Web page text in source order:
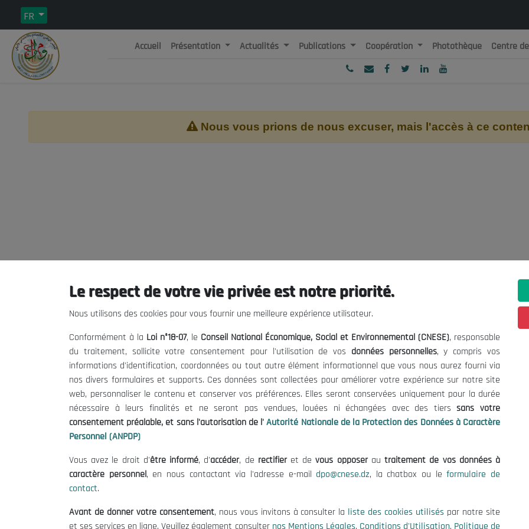
FR
République Algérienne Démocratique et Populaire
Accueil Présentation Actualités Publications Coopération Photothèque Centre
Nous vous prions de nous excuser, mais l'accès à ce
Le CNESE
Le président
Organisation
Publications
Informations utiles
Mentions Légales
Conditions d'Utilisation
Politique de Protection des Données
Politique des Cookies
contact@cnese.dz
Suggestions ou Initiatives ?
Newsletter
Inscrivez-vous, soyez le premier à
nos dernières nouvelles.
Suivez-Nous!
© 2026 Conseil National Économique, Social et Environnemental
Le respect de votre vie privée est notre priorité.
Nous utilisons des cookies pour vous fournir une meilleure expérience utilisateur.
Conformément à la Loi n°18-07, le Conseil National Économique, Social et Environnemental (CNESE), responsable
du traitement, sollicite votre consentement pour l'utilisation de vos données personnelles, y compris vos
informations d'identification, coordonnées ou tout autre élément informationnel que vous nous aurez fourni via
nos divers formulaires et supports. Ces données sont collectées pour améliorer votre expérience sur notre site
web, personnaliser le contenu et conserver vos préférences. Elles seront conservées uniquement pour la durée
nécessaire à leurs finalités et ne seront pas vendues, louées ni échangées avec des tierssans votre
consentement préalable, et sans l'autorisation de l' Autorité Nationale de la Protection des Données à Caractère
Personnel (ANPDP)
Vous avez le droit d'être informé, d'accéder, de rectifieret devous opposerautraitement de vos données à
caractère personnel, en nous contactant via l'adresse e-mail dpo@cnese.dz, la chatbox ou leformulaire de
contact.
Avant de donner votre consentement, nous vous invitons à consulter la liste des cookies utilisés par notre site
et ses services en ligne. Veuillez également consulter nos Mentions Légales, Conditions d'Utilisation, Politique de